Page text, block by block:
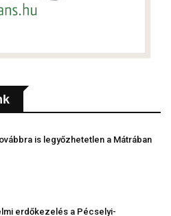
is legyőzhetetlen a Mátrában
erdőkezelés a Pécselyi-